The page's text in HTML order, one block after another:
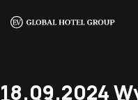
18.09.2024